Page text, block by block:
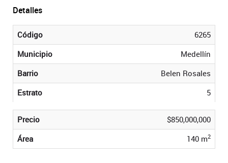
Detalles
Código
6265
Municipio
Medellín
Barrio
Belen Rosales
Estrato
5
Precio
$850,000,000
Área
140 m2